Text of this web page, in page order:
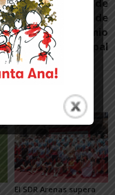
inicia el proceso de
del edificio de
al patrimonio
municipal
El SDR Arenas supera